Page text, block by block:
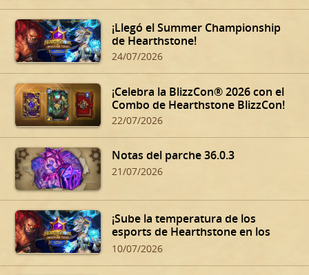
¡Llegó el Summer Championship
de Hearthstone!
24/07/2026
¡Celebra la BlizzCon® 2026 con el
Combo de Hearthstone BlizzCon!
22/07/2026
Notas del parche 36.0.3
21/07/2026
¡Sube la temperatura de los
esports de Hearthstone en los
Summer Playoffs!
10/07/2026